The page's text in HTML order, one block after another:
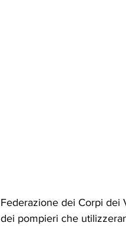
Federazione dei Corpi
dei pompieri che